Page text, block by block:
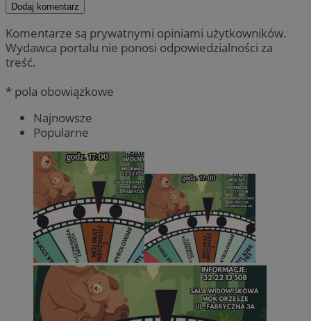
Dodaj komentarz
Komentarze są prywatnymi opiniami użytkowników.
Wydawca portalu nie ponosi odpowiedzialności za
treść.
* pola obowiązkowe
Najnowsze
Popularne